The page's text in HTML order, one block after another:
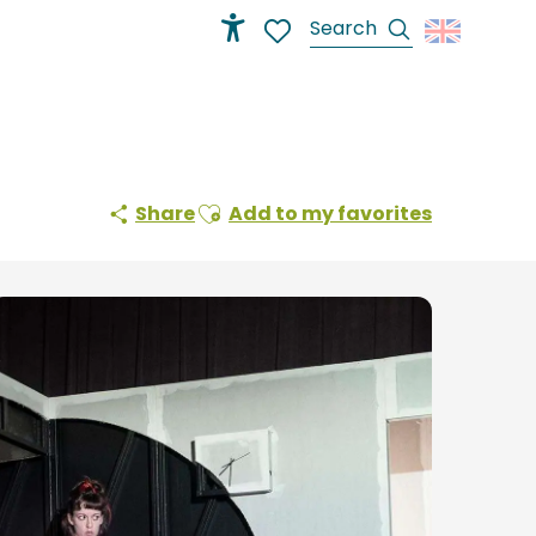
Search
ShareAjouter aux favoris
Add to my favorites